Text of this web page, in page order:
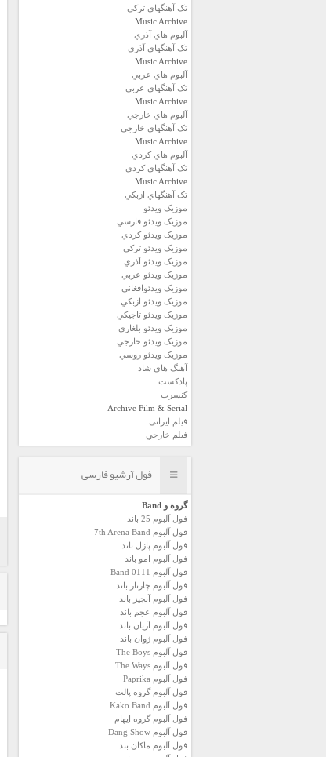
تک آهنگهاي ترکي
Music Archive
آلبوم هاي آذري
تک آهنگهاي آذري
Music Archive
آلبوم هاي عربي
تک آهنگهاي عربي
Music Archive
آلبوم هاي خارجي
تک آهنگهاي خارجي
Music Archive
آلبوم هاي کردي
تک آهنگهاي کردي
Music Archive
تک آهنگهاي ازبکي
موزيک ويدئو
موزيک ويدئو فارسي
موزيک ويدئو كردي
موزيک ويدئو تركي
موزيک ويدئو آذري
موزيک ويدئو عربي
موزيک ويدئوافغاني
موزيک ويدئو ازبكي
موزيک ويدئو تاجيكي
موزيک ويدئو بلغاري
موزيک ويدئو خارجي
موزيک ويدئو روسي
آهنگ هاي شاد
پادكست
كنسرت
Archive Film & Serial
فیلم ایرانی
فیلم خارجي
فول آرشیو فارسی
گروه و Band
فول آلبوم 25 باند
فول آلبوم 7th Arena Band
فول آلبوم پازل باند
فول آلبوم امو باند
فول آلبوم 0111 Band
فول آلبوم چارتار باند
فول آلبوم آبجيز باند
فول آلبوم عجم باند
فول آلبوم آريان باند
فول آلبوم ژوان باند
فول آلبوم The Boys
فول آلبوم The Ways
فول آلبوم Paprika
فول آلبوم گروه پالت
فول آلبوم Kako Band
فول آلبوم گروه ایهام
فول آلبوم Dang Show
فول آلبوم ماکان بند